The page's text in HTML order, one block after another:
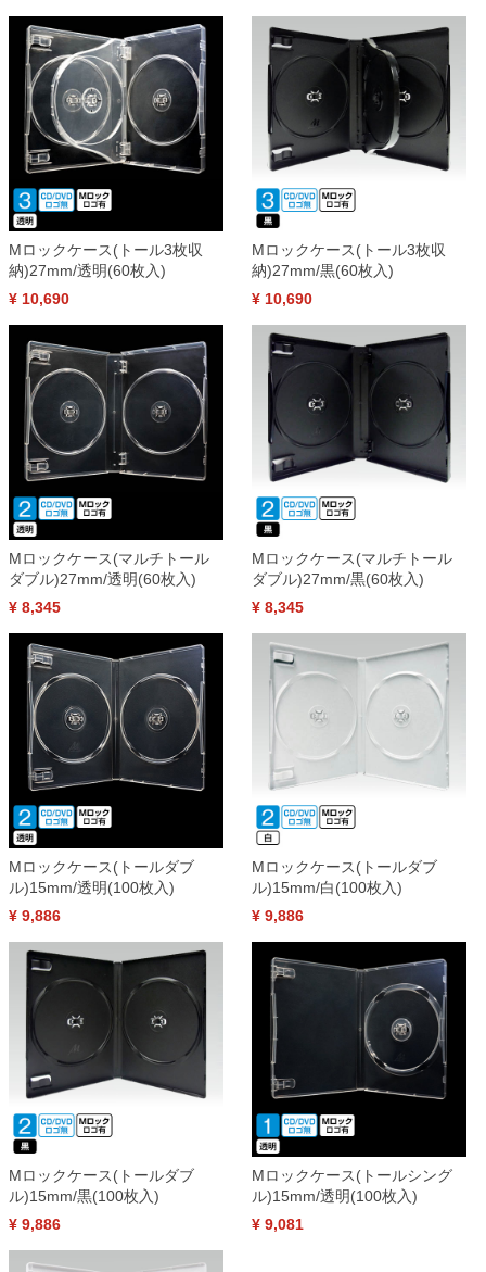
Mロックケース(トール3枚収
納)27mm/透明(60枚入)
¥ 10,690
Mロックケース(トール3枚収
納)27mm/黒(60枚入)
¥ 10,690
Mロックケース(マルチトール
ダブル)27mm/透明(60枚入)
¥ 8,345
Mロックケース(マルチトール
ダブル)27mm/黒(60枚入)
¥ 8,345
Mロックケース(トールダブ
ル)15mm/透明(100枚入)
¥ 9,886
Mロックケース(トールダブ
ル)15mm/白(100枚入)
¥ 9,886
Mロックケース(トールダブ
ル)15mm/黒(100枚入)
¥ 9,886
Mロックケース(トールシング
ル)15mm/透明(100枚入)
¥ 9,081